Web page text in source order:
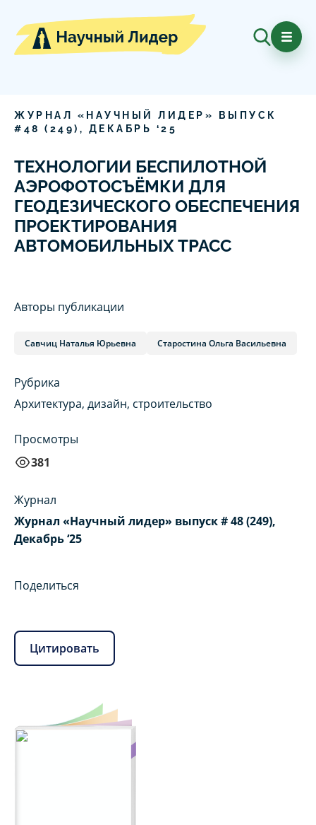
ЖУРНАЛ «НАУЧНЫЙ ЛИДЕР» ВЫПУСК
# 48 ( 249), ДЕКАБРЬ ‘25
ТЕХНОЛОГИИ БЕСПИЛОТНОЙ
АЭРОФОТОСЪЁМКИ ДЛЯ
ГЕОДЕЗИЧЕСКОГО ОБЕСПЕЧЕНИЯ
ПРОЕКТИРОВАНИЯ
АВТОМОБИЛЬНЫХ ТРАСС
Авторы публикации
Савчиц Наталья Юрьевна Старостина Ольга Васильевна
Рубрика
Архитектура, дизайн, строительство
Просмотры
381
Журнал
Журнал «Научный лидер» выпуск # 48 (249),
Декабрь ‘25
Поделиться
Цитировать